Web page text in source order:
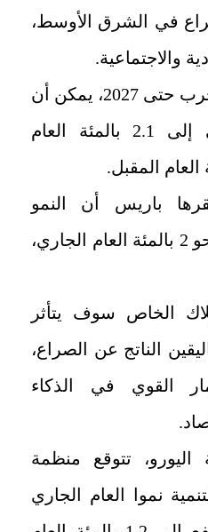
في الشرق الأوسط،
والاجتماعية.
وفي حال استمرت الحرب حتى 2027، يمكن أن
يتراجع النمو العالمي إلى 2.1 بالمئة العام
باريس أن النمو
الأميركي سوف يبلغ نحو 2 بالمئة العام الجاري،
الخاص سوف يتأثر
الناتج عن الصراع،
القوي في الذكاء
تتوقع منظمة
نموا العام الجاري